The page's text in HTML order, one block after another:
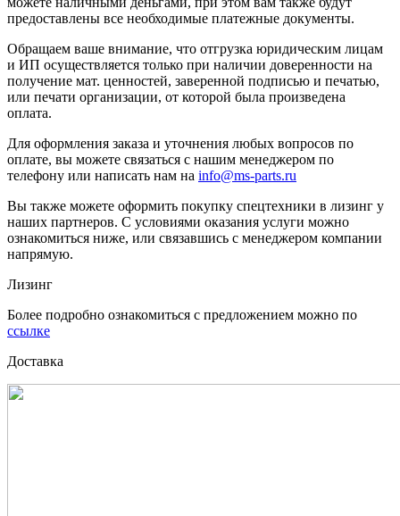
предоставлены все необходимые платежные документы.
Обращаем ваше внимание, что отгрузка юридическим лицам
и ИП осуществляется только при наличии доверенности на
получение мат. ценностей, заверенной подписью и печатью,
или печати организации, от которой была произведена
оплата.
Для оформления заказа и уточнения любых вопросов по
оплате, вы можете связаться с нашим менеджером по
телефону или написать нам на info@ms-parts.ru
Вы также можете оформить покупку спецтехники в лизинг у
наших партнеров. С условиями оказания услуги можно
ознакомиться ниже, или связавшись с менеджером компании
напрямую.
Лизинг
Более подробно ознакомиться с предложением можно по
ссылке
Доставка